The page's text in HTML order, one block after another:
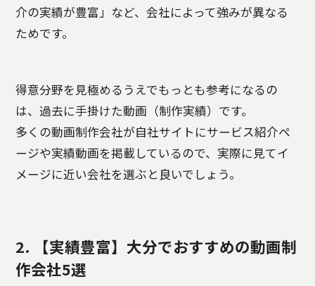
介の実績が豊富」など、会社によって強みが異なる
ためです。
得意分野を見極めるうえでもっとも参考になるの
は、過去に手掛けた動画（制作実績）です。
多くの動画制作会社が自社サイトにサービス紹介ペ
ージや実績動画を掲載しているので、実際に見てイ
メージに近い会社を選ぶと良いでしょう。
2. 【実績豊富】大分でおすすめの動画制
作会社5選